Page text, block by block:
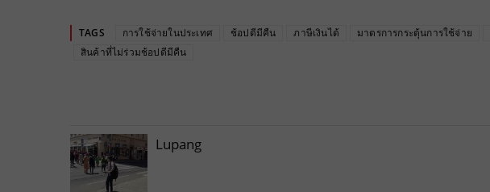
TAGS การใช้จ่ายในประเทศ ช้อปดีมีคืน ภาษีเงินได้ มาตรการกระตุ้นการใช้จ่าย
สินค้าที่ไม่ร่วมช้อปดีมีคืน
Lupang